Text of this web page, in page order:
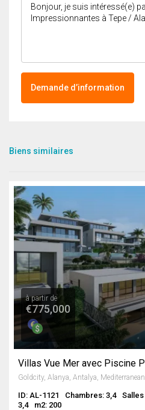
Demande d’information
Biens similaires
à partir de
€775,000
Villas Vue Mer avec Piscine
ID: AL-1121 Chambres: 3,4
3,4
m2: 200